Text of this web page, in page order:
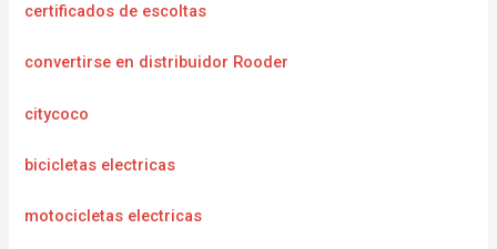
certificados de escoltas
convertirse en distribuidor Rooder
citycoco
bicicletas electricas
motocicletas electricas